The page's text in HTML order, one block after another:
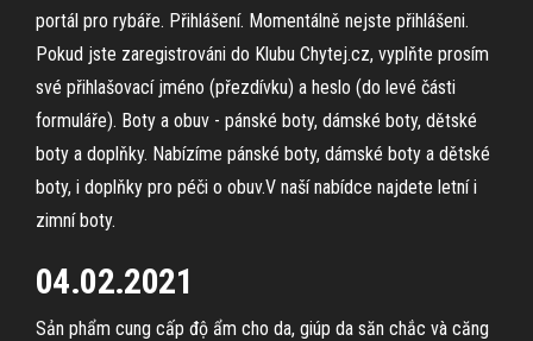
portál pro rybáře. Přihlášení. Momentálně nejste přihlášeni.
Pokud jste zaregistrováni do Klubu Chytej.cz, vyplňte prosím
své přihlašovací jméno (přezdívku) a heslo (do levé části
formuláře). Boty a obuv - pánské boty, dámské boty, dětské
boty a doplňky. Nabízíme pánské boty, dámské boty a dětské
boty, i doplňky pro péči o obuv.V naší nabídce najdete letní i
zimní boty.
04.02.2021
Sản phẩm cung cấp độ ẩm cho da, giúp da săn chắc và căng